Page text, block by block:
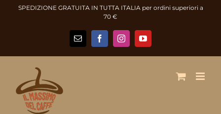
SPEDIZIONE GRATUITA IN TUTTA ITALIA per ordini superiori a
70 €
Email FacebookInstagramYouTube